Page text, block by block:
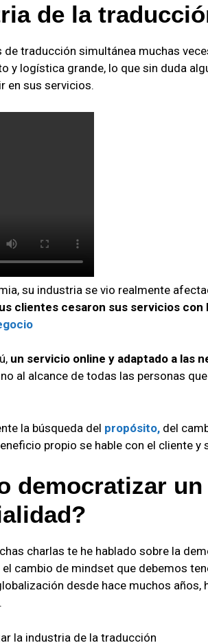
de la
de traducción simultánea muchas
y logística grande, lo que sin duda
en sus servicios.
su industria se vio realmente
clientes cesaron sus servicios
un servicio online y adaptado a las
al alcance de todas las personas
la búsqueda del propósito, del
propio se hable con el cliente y
democratizar
charlas te he hablado sobre la
cambio de mindset que debemos
desde hace muchos años,